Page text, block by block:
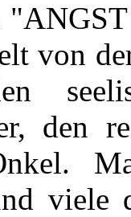
von
den
viele